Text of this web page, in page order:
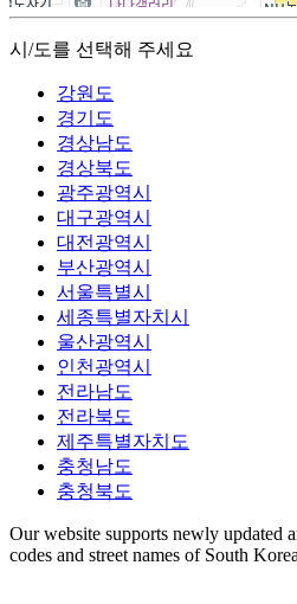
시/도를 선택해 주세요
강원도
경기도
경상남도
경상북도
광주광역시
대구광역시
대전광역시
부산광역시
서울특별시
세종특별자치시
울산광역시
인천광역시
전라남도
전라북도
제주특별자치도
충청남도
충청북도
Our website supports newly updated
codes and street names of South Korea